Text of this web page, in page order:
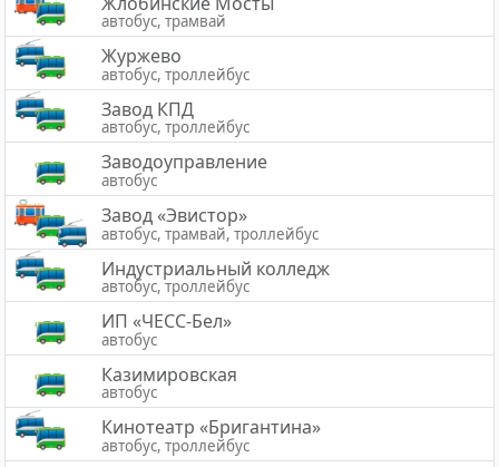
автобус, трамвай
Журжево
автобус, троллейбус
Завод КПД
автобус, троллейбус
Заводоуправление
автобус
Завод «Эвистор»
автобус, трамвай, троллейбус
Индустриальный колледж
автобус, троллейбус
ИП «ЧЕСС-Бел»
автобус
Казимировская
автобус
Кинотеатр «Бригантина»
автобус, троллейбус